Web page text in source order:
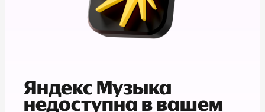
Яндекс Музыка
недоступна в вашем